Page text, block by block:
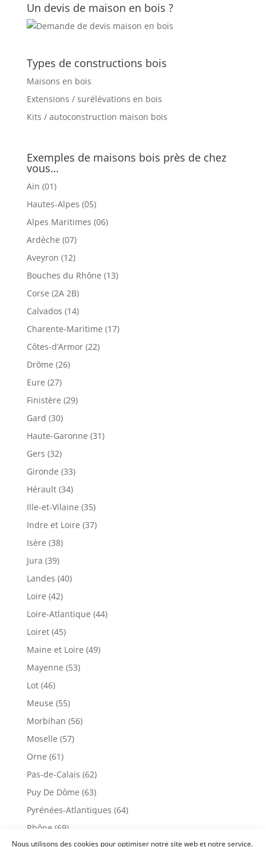
Nous utilisons des cookies pour optimiser notre site web et notre service.
Un devis de maison en bois ?
Types de constructions bois
Maisons en bois
Extensions / surélévations en bois
Kits / autoconstruction maison bois
Exemples de maisons bois près de chez
vous…
Ain (01)
Hautes-Alpes (05)
Alpes Maritimes (06)
Ardèche (07)
Aveyron (12)
Bouches du Rhône (13)
Corse (2A 2B)
Calvados (14)
Charente-Maritime (17)
Côtes-d’Armor (22)
Drôme (26)
Eure (27)
Finistère (29)
Gard (30)
Haute-Garonne (31)
Gers (32)
Gironde (33)
Hérault (34)
Ille-et-Vilaine (35)
Indre et Loire (37)
Isère (38)
Jura (39)
Landes (40)
Loire (42)
Loire-Atlantique (44)
Loiret (45)
Maine et Loire (49)
Mayenne (53)
Lot (46)
Meuse (55)
Morbihan (56)
Moselle (57)
Orne (61)
Pas-de-Calais (62)
Puy De Dôme (63)
Pyrénées-Atlantiques (64)
Rhône (69)